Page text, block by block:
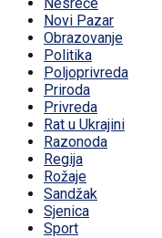
Novi Pazar
Obrazovanje
Politika
Poljoprivreda
Priroda
Privreda
Rat u Ukrajini
Razonoda
Regija
Rožaje
Sandžak
Sjenica
Sport